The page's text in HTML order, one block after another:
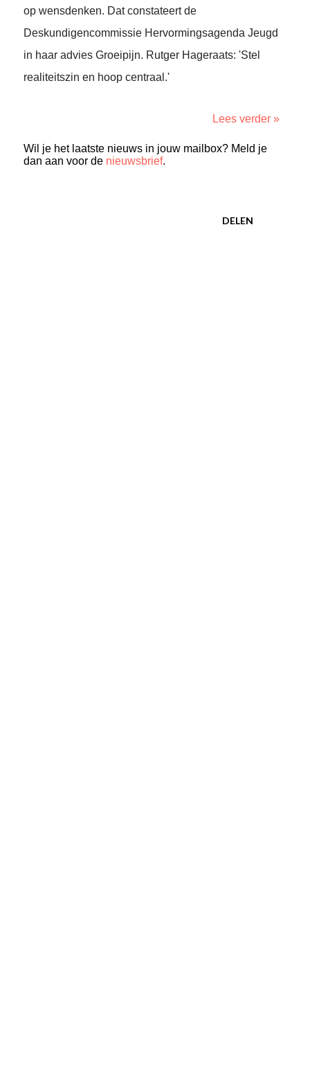
op wensdenken. Dat constateert de
Deskundigencommissie Hervormingsagenda Jeugd
in haar advies Groeipijn. Rutger Hageraats: 'Stel
realiteitszin en hoop centraal.'
Lees verder »
Wil je het laatste nieuws in jouw mailbox? Meld je
dan aan voor de nieuwsbrief.
DELEN